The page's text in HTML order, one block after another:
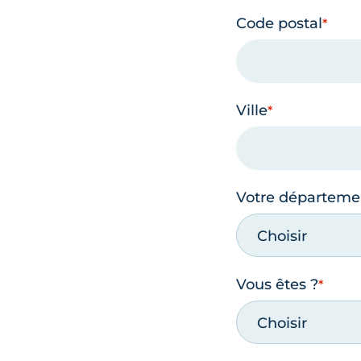
Code postal
Ville
Votre
Choisir
Vous êtes ?
Choisir